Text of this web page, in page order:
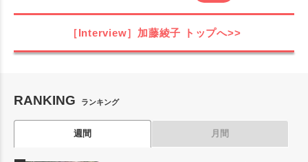
［Interview］加藤綾子 トップへ>>
RANKING ランキング
週間 月間